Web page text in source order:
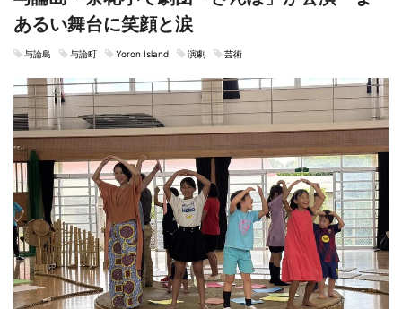
あるい舞台に笑顔と涙
与論島 与論町 Yoron Island 演劇 芸術